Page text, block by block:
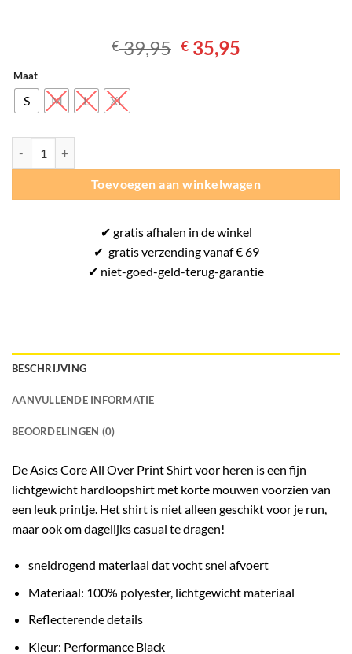
€39,95 Oorspronkelijke
prijs
€ 35,95
Maat
S M L XL
Toevoegen aan winkelwagen
✔ gratisafhalen in de winkel
✔ gratisverzending vanaf € 69
✔ niet-goed-geld-terug-garantie
BESCHRIJVING
AANVULLENDE INFORMATIE
BEOORDELINGEN (0)
DeAsics Core All Over Print Shirt voor heren is een fijn
lichtgewicht hardloopshirt met korte mouwen voorzien van
een leuk printje. Het shirt is niet alleen geschikt voor je run,
maar ook om dagelijks casual te dragen!
sneldrogend materiaal dat vocht snel afvoert
Materiaal: 100% polyester, lichtgewicht materiaal
Reflecterende details
Kleur: Performance Black